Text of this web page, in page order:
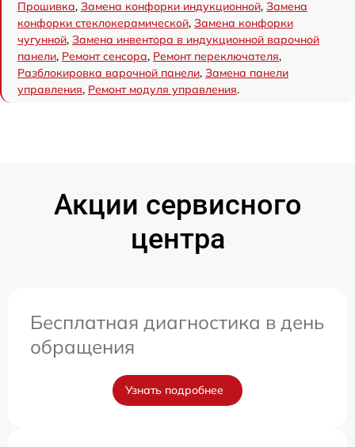
Прошивка, Замена конфорки индукционной, Замена
конфорки стеклокерамической, Замена конфорки
чугунной, Замена инвентора в индукционной варочной
панели, Ремонт сенсора, Ремонт переключателя,
Разблокировка варочной панели, Замена панели
управления, Ремонт модуля управления.
Акции сервисного
центра
Бесплатная диагностика в день
обращения
Узнать подробнее